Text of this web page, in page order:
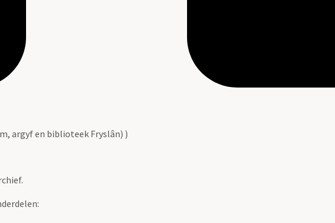
argyf en biblioteek Fryslân) )